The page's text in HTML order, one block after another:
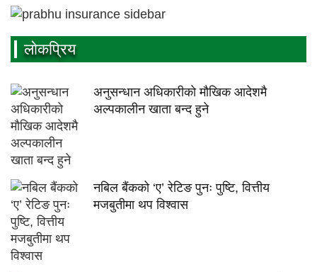
लाेकप्रिय
अनुसन्धान अधिकारीकाे माैखिक आदेशमै
अल्पकालीन खाता बन्द हुने
नबिल बैंकको ‘ए’ रेटिङ पुनः पुष्टि, वित्तीय
मजबुतीमा थप विश्वास